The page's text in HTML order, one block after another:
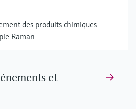
des produits chimiques
Raman
et